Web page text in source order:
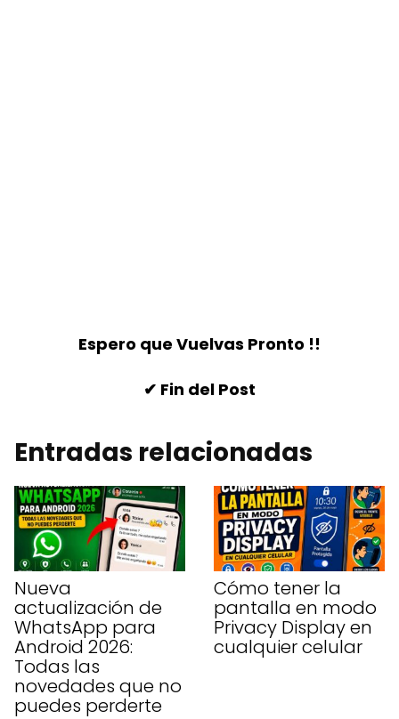
Espero que Vuelvas Pronto !!
✔ Fin del Post
Entradas relacionadas
Nueva
actualización de
WhatsApp para
Android 2026:
Todas las
novedades que no
puedes perderte
Cómo tener la
pantalla en modo
Privacy Display en
cualquier celular